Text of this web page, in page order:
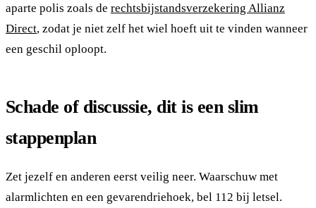
aparte polis zoals de rechtsbijstandsverzekering Allianz
Direct, zodat je niet zelf het wiel hoeft uit te vinden wanneer
een geschil oploopt.
Schade of discussie, dit is een slim
stappenplan
Zet jezelf en anderen eerst veilig neer. Waarschuw met
alarmlichten en een gevarendriehoek, bel 112 bij letsel.